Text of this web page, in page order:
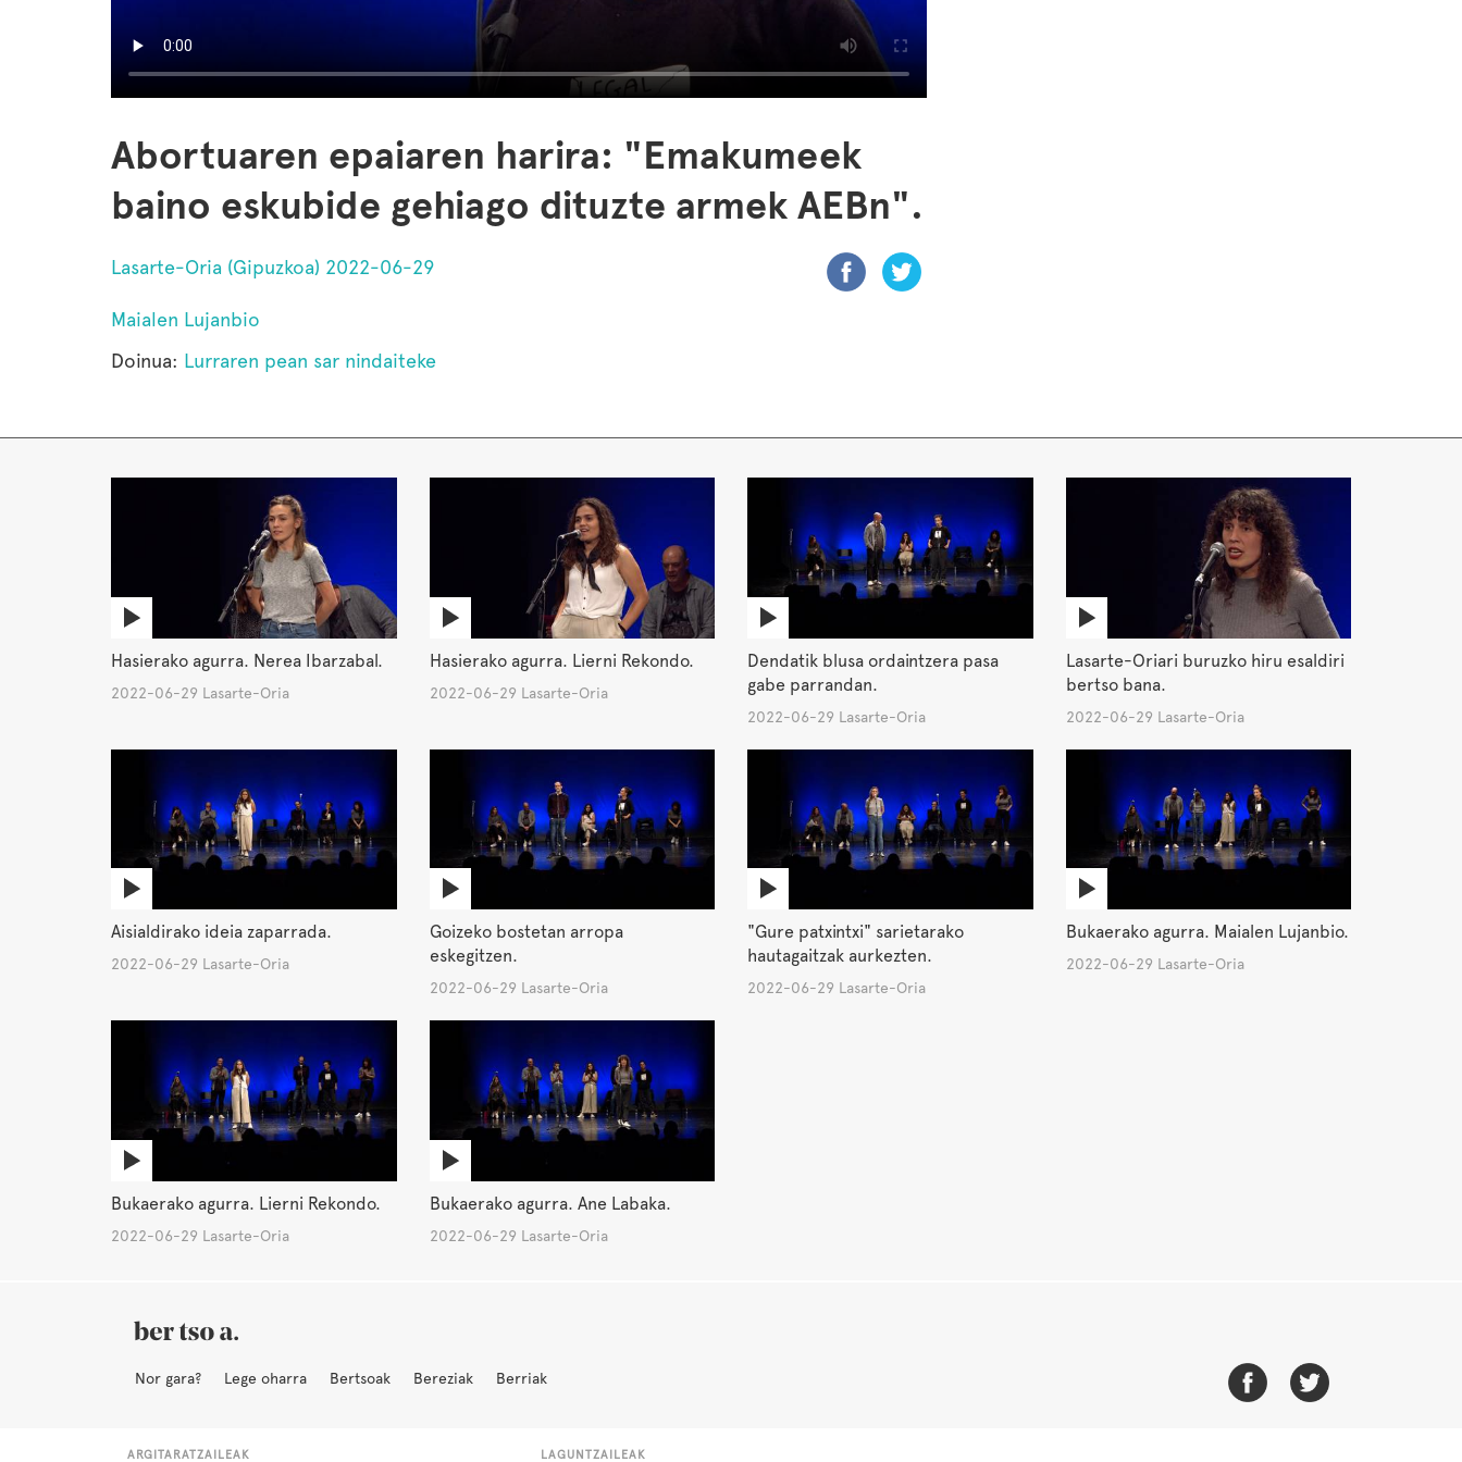
Abortuaren epaiaren harira: "Emakumeek
baino eskubide gehiago dituzte armek AEBn".
Lasarte-Oria (Gipuzkoa) 2022-06-29
Maialen Lujanbio
Doinua: Lurraren pean sar nindaiteke
Hasierako agurra. Nerea Ibarzabal.
2022-06-29 Lasarte-Oria
Hasierako agurra. Lierni Rekondo.
2022-06-29 Lasarte-Oria
Dendatik blusa ordaintzera pasa
gabe parrandan.
2022-06-29 Lasarte-Oria
Lasarte-Oriari buruzko hiru esaldiri
bertso bana.
2022-06-29 Lasarte-Oria
Aisialdirako ideia zaparrada.
2022-06-29 Lasarte-Oria
Goizeko bostetan arropa
eskegitzen.
2022-06-29 Lasarte-Oria
"Gure patxintxi" sarietarako
hautagaitzak aurkezten.
2022-06-29 Lasarte-Oria
Bukaerako agurra. Maialen Lujanbio.
2022-06-29 Lasarte-Oria
Bukaerako agurra. Lierni Rekondo.
2022-06-29 Lasarte-Oria
Bukaerako agurra. Ane Labaka.
2022-06-29 Lasarte-Oria
Nor gara? Lege oharra Bertsoak Bereziak Berriak
ARGITARATZAILEAK LAGUNTZAILEAK